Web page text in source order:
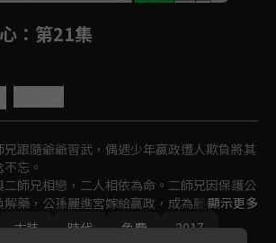
：第21集
跟隨爺爺習武，偶遇少年嬴政遭人欺負將其
忘。
師兄相戀，二人相依為命。二師兄因保護公
藥，公孫麗進宮嫁給嬴政，成為麗姬，卻發
麗姬瞞下此事。
顯示更多
古裝 時代 免費 2017